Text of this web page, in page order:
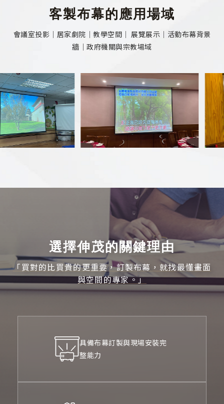
客製布幕的應用場域
會議室投影｜居家劇院｜教學空間｜ 展覽展示｜活動布幕背景
牆｜政府機關與宗教場域
選擇伸茂的關鍵理由
「買對的比買貴的更重要，訂製布幕，就找最懂畫面
與空間的專家。」
具備布幕訂製與現場安裝完
整能力